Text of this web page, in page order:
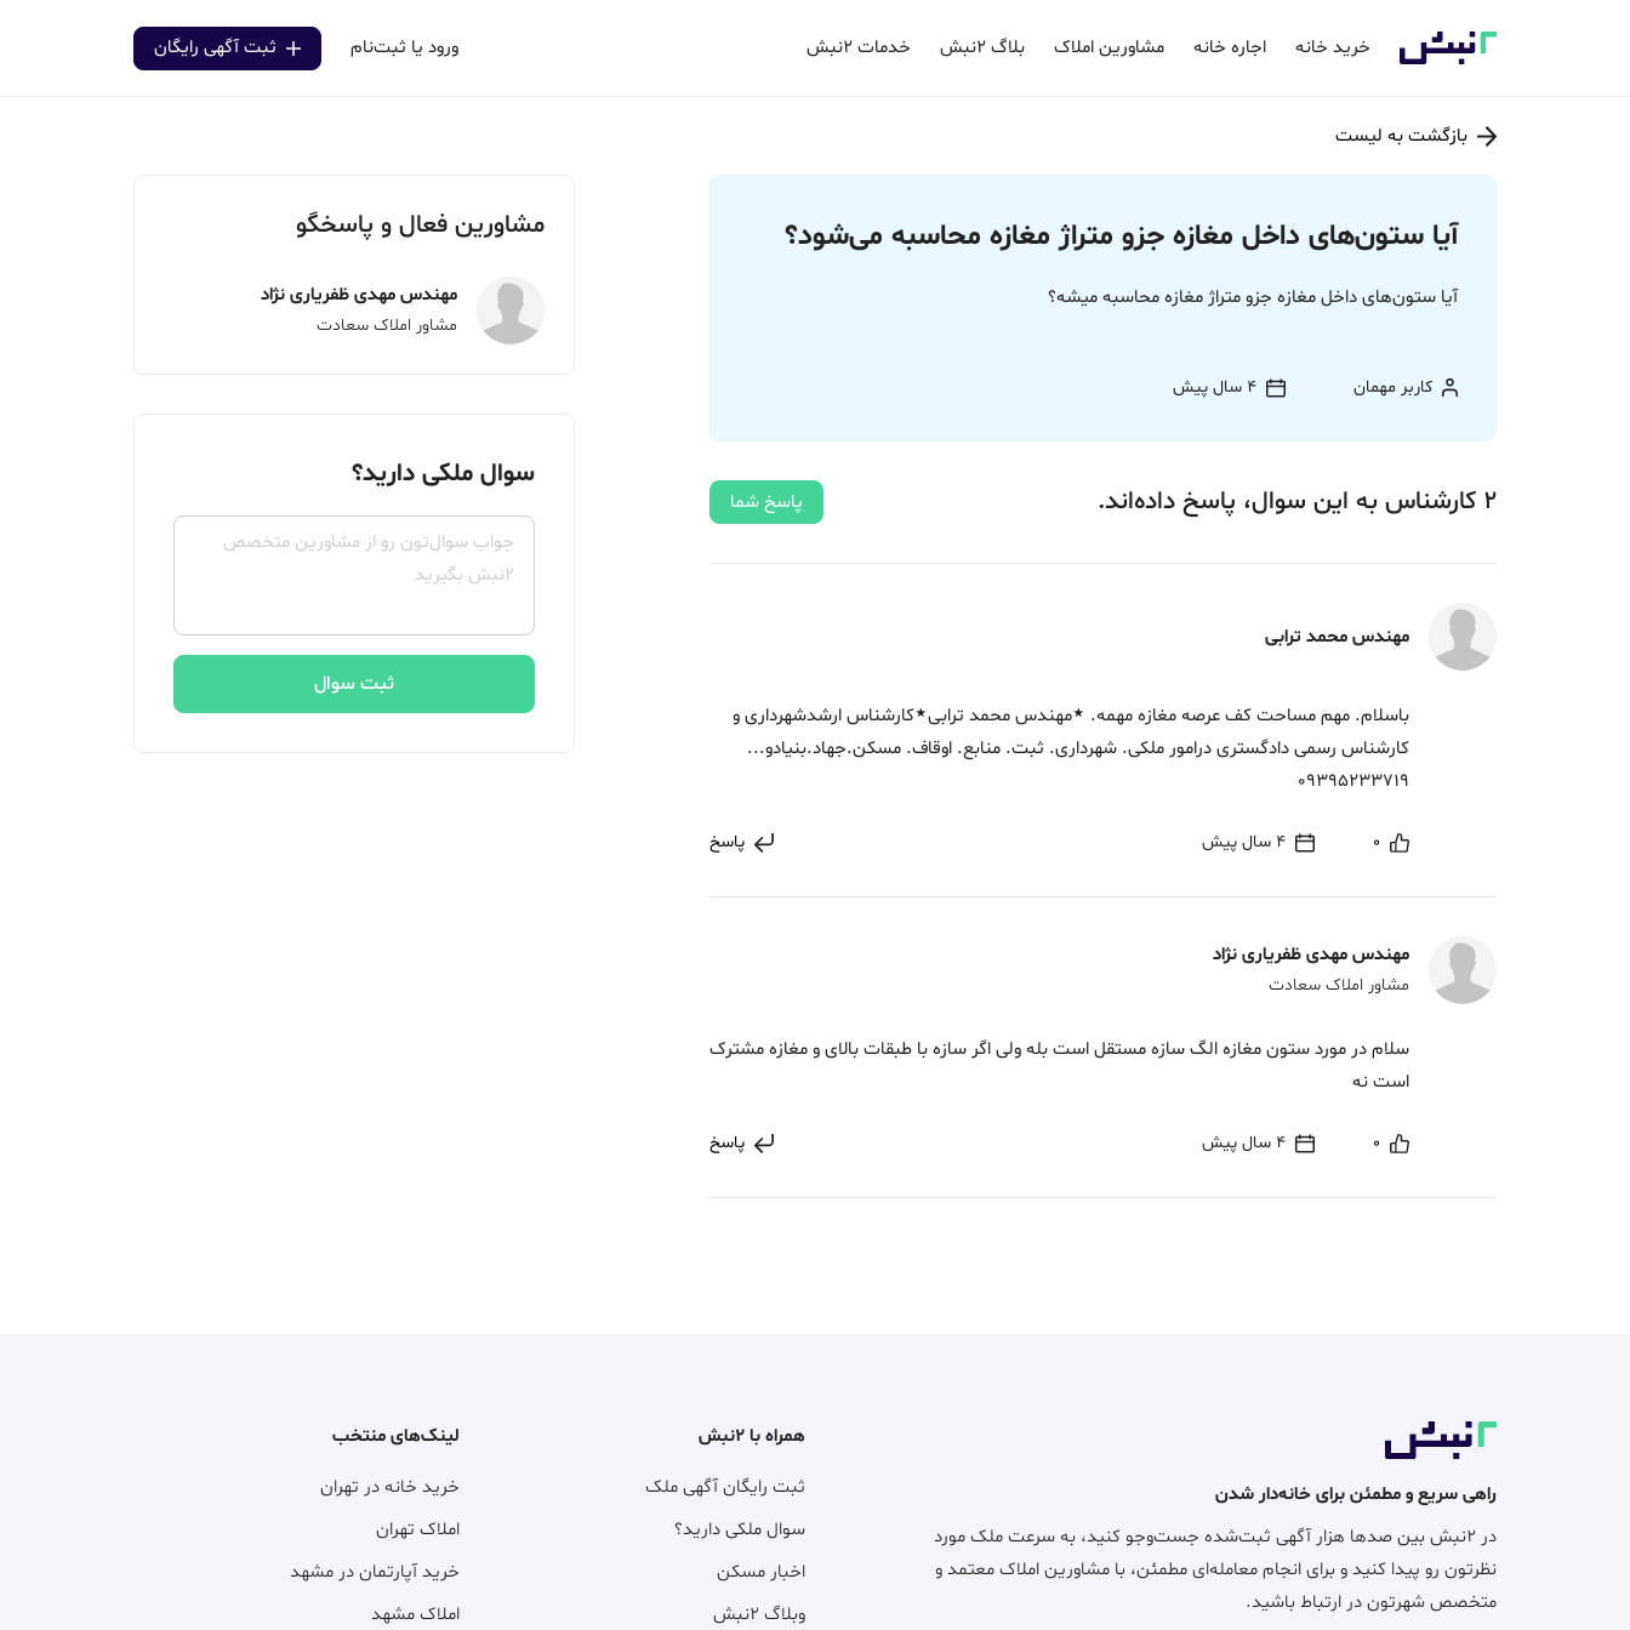
خرید خانه اجاره خانه مشاورین املاک بلاگ ۲نبش خدمات ۲نبش ورود یا ثبت‌نام ثبت آگهی رایگان
بازگشت به لیست
آیا ستون‌های داخل مغازه جزو متراژ مغازه محاسبه می‌شود؟
آیا ستون‌های داخل مغازه جزو متراژ مغازه محاسبه میشه؟
کاربر مهمان 4 سال پیش
2 کارشناس به این سوال، پاسخ داده‌اند. پاسخ شما
مهندس محمد ترابی
باسلام. مهم مساحت کف عرصه مغازه مهمه. ٭مهندس محمد ترابی٭کارشناس ارشدشهرداری و
کارشناس رسمی دادگستری درامور ملکی. شهرداری. ثبت. منابع. اوقاف. مسکن.جهاد.بنیادو...
09395233719
0 4 سال پیش پاسخ
مهندس مهدی ظفریاری نژاد
مشاور املاک سعادت
سلام در مورد ستون مغازه الگ سازه مستقل است بله ولی اگر سازه با طبقات بالای و مغازه مشترک
است نه
0 4 سال پیش پاسخ
مشاورین فعال و پاسخگو
مهندس مهدی ظفریاری نژاد
مشاور املاک سعادت
سوال ملکی دارید؟
ثبت سوال
راهی سریع و مطمئن برای خانه‌دار شدن
در ۲نبش بین صدها هزار آگهی ثبت‌شده جست‌وجو کنید، به سرعت ملک مورد
نظرتون رو پیدا کنید و برای انجام معامله‌ای مطمئن، با مشاورین املاک معتمد و
متخصص شهرتون در ارتباط باشید.
همراه با ۲نبش
ثبت رایگان آگهی ملک
سوال ملکی دارید؟
اخبار مسکن
وبلاگ ۲نبش
لینک‌های منتخب
خرید خانه در تهران
املاک تهران
خرید آپارتمان در مشهد
املاک مشهد